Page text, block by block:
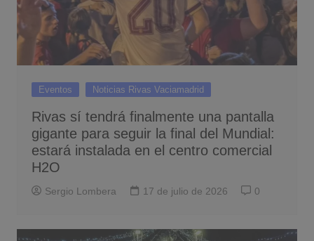
Eventos Noticias Rivas Vaciamadrid
Rivas sí tendrá finalmente una pantalla
gigante para seguir la final del Mundial:
estará instalada en el centro comercial
H2O
Sergio Lombera 17 de julio de 2026 0